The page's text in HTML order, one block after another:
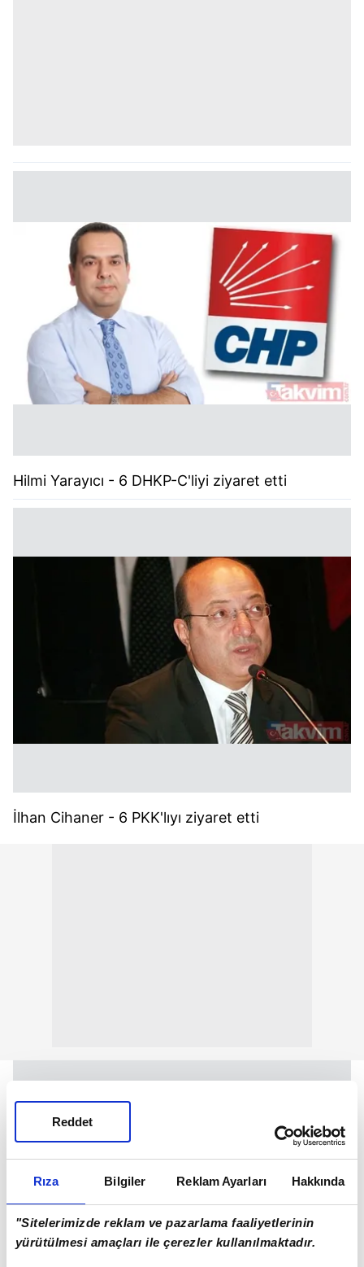
Rıza Bilgiler Reklam Ayarları Hakkında
"Sitelerimizde reklam ve pazarlama faaliyetlerinin
yürütülmesi amaçları ile çerezler kullanılmaktadır.
Reddet
Hilmi Yarayıcı - 6 DHKP-C'liyi ziyaret etti
İlhan Cihaner - 6 PKK'lıyı ziyaret etti